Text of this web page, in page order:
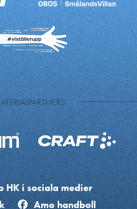
HK i sociala medier
Amo handboll